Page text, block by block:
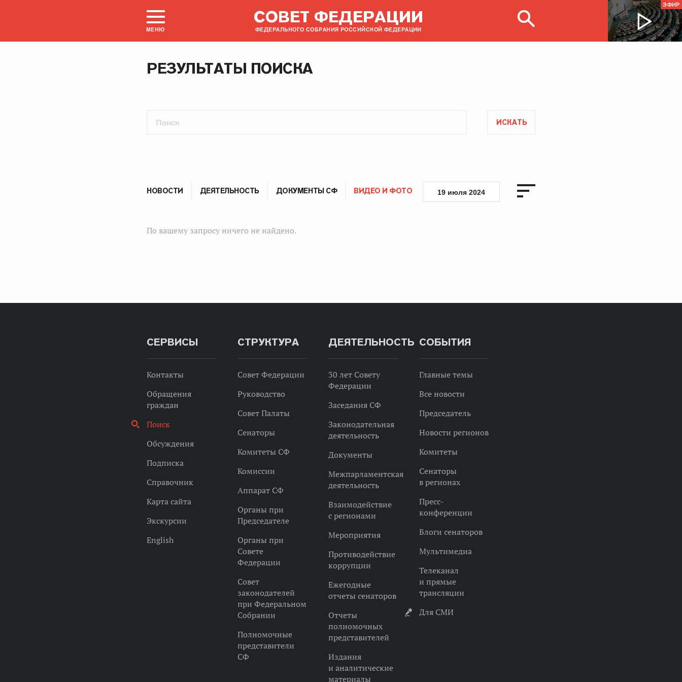
МЕНЮ
СОВЕТ ФЕДЕРАЦИИ
ФЕДЕРАЛЬНОГО СОБРАНИЯ РОССИЙСКОЙ ФЕДЕРАЦИИ
ЭФИР
РЕЗУЛЬТАТЫ ПОИСКА
ИСКАТЬ
НОВОСТИ ДЕЯТЕЛЬНОСТЬ ДОКУМЕНТЫ СФ ВИДЕО И ФОТО 19 июля 2024
По вашему запросу ничего не найдено.
СЕРВИСЫ
Контакты
Обращения
граждан
Поиск
Обсуждения
Подписка
Справочник
Карта сайта
Экскурсии
English
СТРУКТУРА
Совет Федерации
Руководство
Совет Палаты
Сенаторы
Комитеты СФ
Комиссии
Аппарат СФ
Органы при
Председателе
Органы при
Совете
Федерации
Совет
законодателей
при Федеральном
Собрании
Полномочные
представители
СФ
ДЕЯТЕЛЬНОСТЬ
30 лет Совету
Федерации
Заседания СФ
Законодательная
деятельность
Документы
Межпарламентская
деятельность
Взаимодействие
с регионами
Мероприятия
Противодействие
коррупции
Ежегодные
отчеты сенаторов
Отчеты
полномочных
представителей
Издания
и аналитические
материалы
СОБЫТИЯ
Главные темы
Все новости
Председатель
Новости регионов
Комитеты
Сенаторы
в регионах
Пресс-
конференции
Блоги сенаторов
Мультимедиа
Телеканал
и прямые
трансляции
Для СМИ